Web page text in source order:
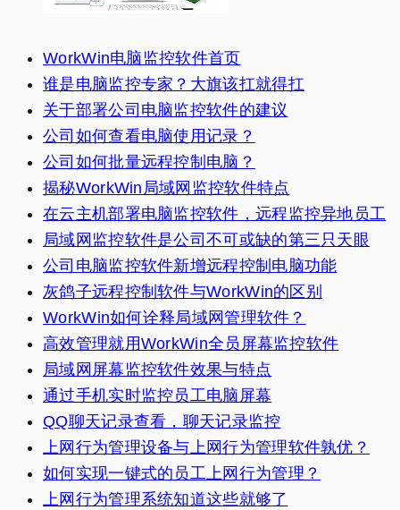
WorkWin电脑监控软件首页
谁是电脑监控专家？大旗该扛就得扛
关于部署公司电脑监控软件的建议
公司如何查看电脑使用记录？
公司如何批量远程控制电脑？
揭秘WorkWin局域网监控软件特点
在云主机部署电脑监控软件，远程监控异地员工
局域网监控软件是公司不可或缺的第三只天眼
公司电脑监控软件新增远程控制电脑功能
灰鸽子远程控制软件与WorkWin的区别
WorkWin如何诠释局域网管理软件？
高效管理就用WorkWin全员屏幕监控软件
局域网屏幕监控软件效果与特点
通过手机实时监控员工电脑屏幕
QQ聊天记录查看，聊天记录监控
上网行为管理设备与上网行为管理软件孰优？
如何实现一键式的员工上网行为管理？
上网行为管理系统知道这些就够了